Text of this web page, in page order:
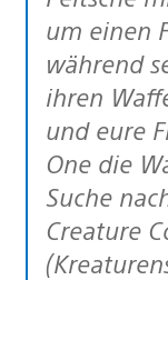
um einen
während
ihren
und eure
One die
Suche
Creature